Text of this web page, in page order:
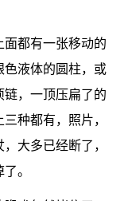
面都有一张移动的
色液体的圆柱，或
，一顶压扁了的
种都有，照片，
大多已经断了，
。